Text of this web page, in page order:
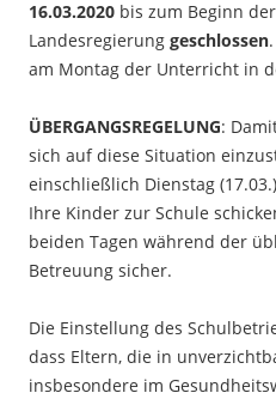
16.03.2020 bis zum Beginn
Landesregierung geschlossen
am Montag der Unterricht in
ÜBERGANGSREGELUNG:
sich auf diese Situation
einschließlich Dienstag
Ihre Kinder zur Schule
beiden Tagen während der
Betreuung sicher.
Die Einstellung des
dass Eltern, die in
insbesondere im